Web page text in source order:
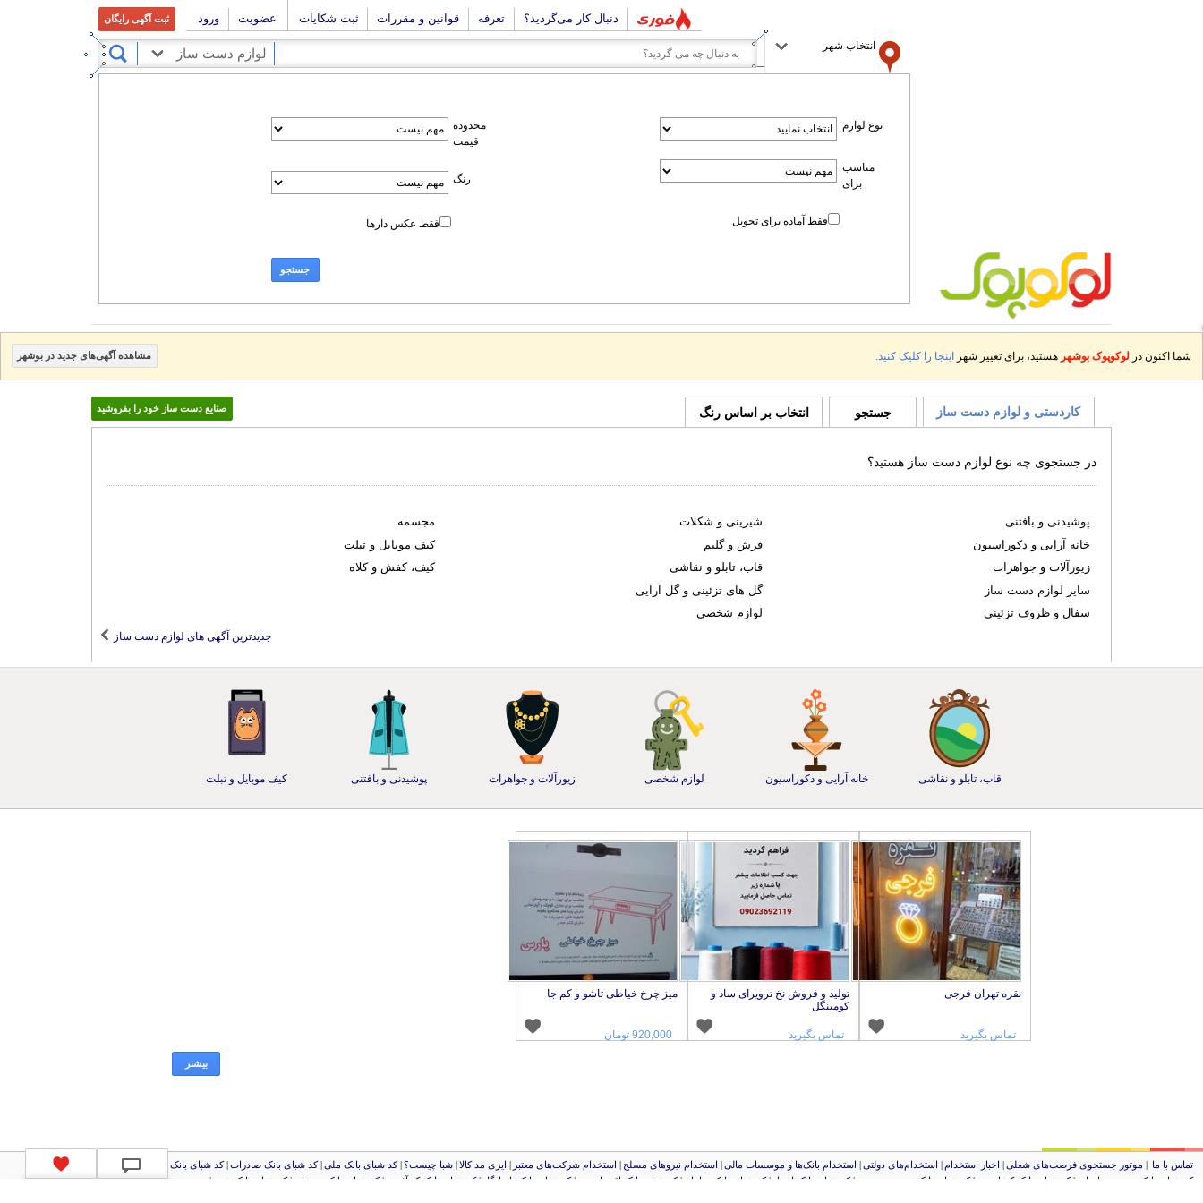
دنبال کار می‌گردید؟ تعرفه قوانین و مقررات ثبت شکایات عضویت ورود ثبت آگهی رایگان
انتخاب شهر
لوازم دست ساز
نوع لوازم
مناسب
برای
فقط آماده برای تحویل
محدوده
قیمت
رنگ
فقط عکس دارها
جستجو
شما اکنون در لوکوپوک بوشهر هستید، برای تغییر شهر اینجا را کلیک کنید. مشاهده آگهی‌های جدید در بوشهر
کاردستی و لوازم دست ساز جستجو انتخاب بر اساس رنگ صنایع دست ساز خود را بفروشید
در جستجوی چه نوع لوازم دست ساز هستید؟
جدیدترین آگهی های لوازم دست ساز
پوشیدنی و بافتنی
خانه آرایی و دکوراسیون
زیورآلات و جواهرات
سایر لوازم دست ساز
سفال و ظروف تزئینی
شیرینی و شکلات
فرش و گلیم
قاب، تابلو و نقاشی
گل های تزئینی و گل آرایی
لوازم شخصی
مجسمه
کیف موبایل و تبلت
کیف، کفش و کلاه
قاب، تابلو و نقاشی خانه آرایی و دکوراسیون لوازم شخصی زیورآلات و جواهرات پوشیدنی و بافتنی کیف موبایل و تبلت
نقره تهران فرجی
تماس بگیرید
تولید و فروش نخ ترویرای ساد و
کومینگل
تماس بگیرید
میز چرخ خیاطی تاشو و کم جا
920,000 تومان
بیشتر
تماس با ما موتور جستجوی فرصت‌های شغلی اخبار استخدام استخدام‌های دولتی استخدام‌ بانک‌ها و موسسات مالی استخدام‌ نیروهای مسلح استخدام‌ شرکت‌های معتبر ایزی مد کالا شبا چیست؟ |کد شبای بانک ملی |کد شبای بانک صادرات |کد شبای بانک تجارت کد شبای بانک سپه
کد شبای بانک توصعه صادرات
|کد شبای بانک کشاورزی |کد شبای بانک صنعت و معدن |کد شبای بانک انصار |کد شبای بانک سامان |کد شبای بانک اقتصادنوین |کد شبای بانک پاسارگاد |کد شبای بانک کارآفرین |کد شبای بانک سرمایه |کد شبای بانک شهر
|